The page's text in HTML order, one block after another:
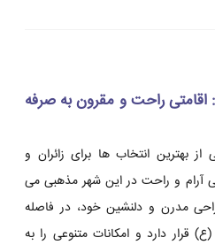
اقامتی راحت و مقرون به صرفه
بهترین انتخاب ها برای زائران و
آرام و راحت در این شهر مذهبی می
مدرن و دلنشین خود، در فاصله
قرار دارد و امکانات متنوعی را به